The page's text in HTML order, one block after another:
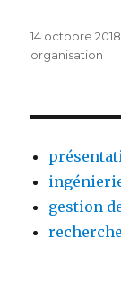
Publié
le
14 octobre 2018
organisation
gestion